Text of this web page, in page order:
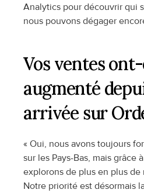
Analytics pour découvrir qui
nous pouvons dégager
Vos ventes
augmenté
arrivée sur
« Oui, nous avons toujours
sur les Pays-Bas, mais grâce
explorons de plus en plus de
Notre priorité est désormais